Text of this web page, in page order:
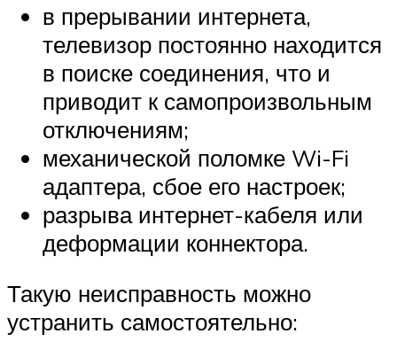
в прерывании интернета,
телевизор постоянно находится
в поиске соединения, что и
приводит к самопроизвольным
отключениям;
механической поломке Wi-Fi
адаптера, сбое его настроек;
разрыва интернет-кабеля или
деформации коннектора.
Такую неисправность можно
устранить самостоятельно: